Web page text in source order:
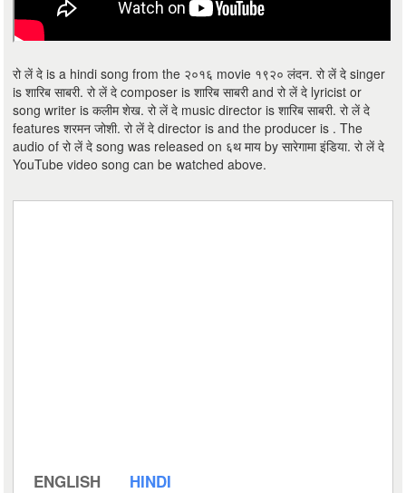
रो लें दे is a hindi song from the २०१६ movie १९२० लंदन. रो लें दे singer
is शारिब साबरी. रो लें दे composer is शारिब साबरी and रो लें दे lyricist or
song writer is कलीम शेख. रो लें दे music director is शारिब साबरी. रो लें दे
features शरमन जोशी. रो लें दे director is and the producer is . The
audio of रो लें दे song was released on ६थ माय by सारेगामा इंडिया. रो लें दे
YouTube video song can be watched above.
ENGLISH HINDI